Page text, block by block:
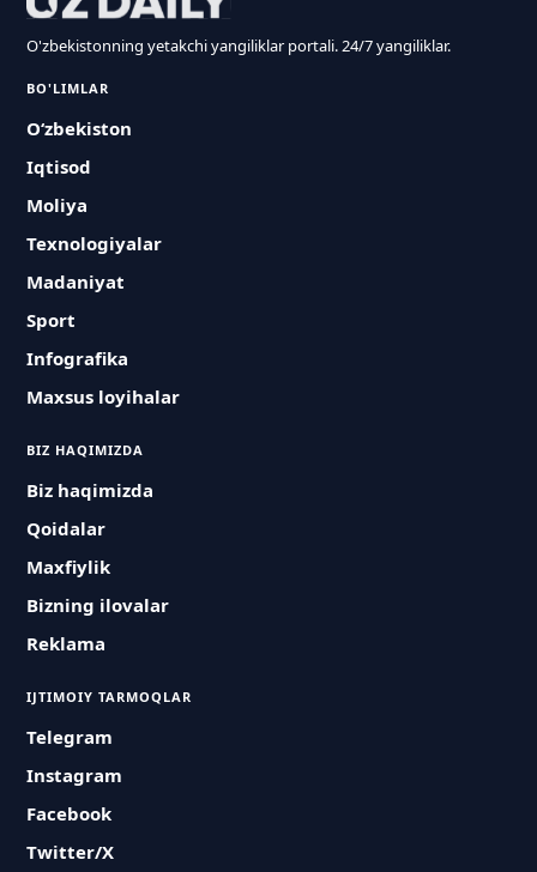
O'zbekistonning yetakchi yangiliklar portali. 24/7 yangiliklar.
BO'LIMLAR
O‘zbekiston
Iqtisod
Moliya
Texnologiyalar
Madaniyat
Sport
Infografika
Maxsus loyihalar
BIZ HAQIMIZDA
Biz haqimizda
Qoidalar
Maxfiylik
Bizning ilovalar
Reklama
IJTIMOIY TARMOQLAR
Telegram
Instagram
Facebook
Twitter/X